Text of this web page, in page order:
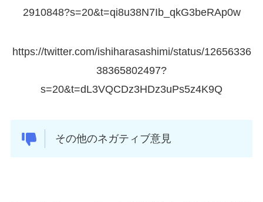
2910848?s=20&t=qi8u38N7Ib_qkG3beRAp0w
https://twitter.com/ishiharasashimi/status/12656336
38365802497?
s=20&t=dL3VQCDz3HDz3uPs5z4K9Q
その他のネガティブ意見